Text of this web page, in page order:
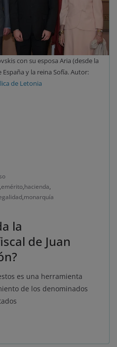
con su esposa Aria (desde la
España y la reina Sofía. Autor:
de Letonia
,emérito,hacienda,
,monarquía
la
de Juan
es una herramienta
de los denominados